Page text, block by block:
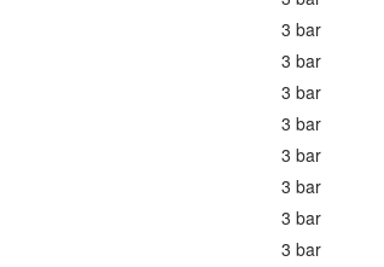
3 bar
3 bar
3 bar
3 bar
3 bar
3 bar
3 bar
3 bar